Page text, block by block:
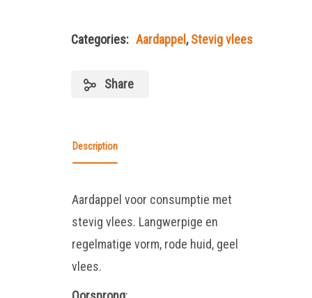
Categories: Aardappel,Stevig vlees
Share
Description
Aardappel voor consumptie met
stevig vlees. Langwerpige en
regelmatige vorm, rode huid, geel
vlees.